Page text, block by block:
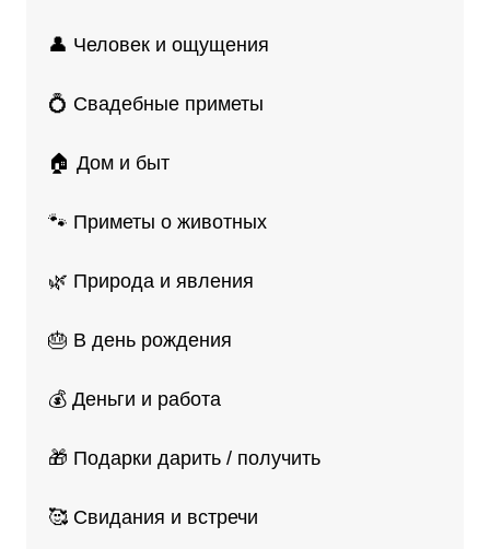
👤 Человек и ощущения
💍 Свадебные приметы
🏠 Дом и быт
🐾 Приметы о животных
🌿 Природа и явления
🎂 В день рождения
💰 Деньги и работа
🎁 Подарки дарить / получить
🥰 Свидания и встречи